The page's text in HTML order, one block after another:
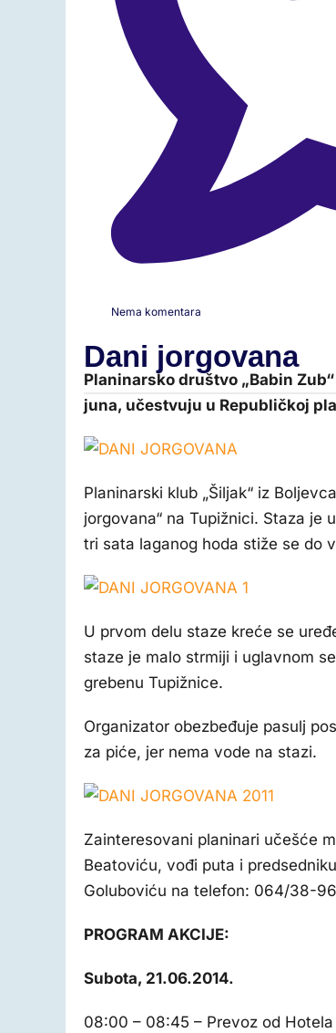
Nema komentara
Dani jorgovana
Planinarsko društvo „Babin
juna, učestvuju u Republičkoj
Planinarski klub „Šiljak“ iz
jorgovana“ na Tupižnici. Staza je
tri sata laganog hoda stiže se do
U prvom delu staze kreće se
staze je malo strmiji i uglavnom
grebenu Tupižnice.
Organizator obezbeđuje pasulj
za piće, jer nema vode na stazi.
Zainteresovani planinari učešće
Beatoviću, vođi puta i
Goluboviću na telefon: 064/38-
PROGRAM AKCIJE:
Subota, 21.06.2014.
08:00 – 08:45 – Prevoz od